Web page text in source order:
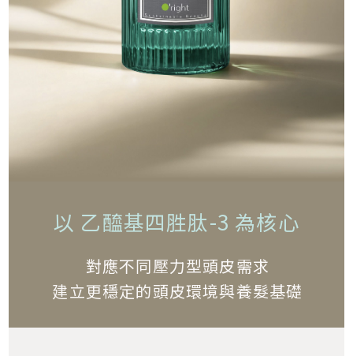
以 乙醯基四胜肽-3 為核心
對應不同壓力型頭皮需求
建立更穩定的頭皮環境與養髮基礎